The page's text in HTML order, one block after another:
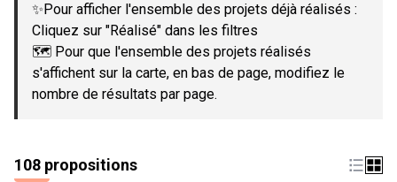
✨Pour afficher l'ensemble des projets déjà réalisés :
Cliquez sur "Réalisé" dans les filtres
🗺️ Pour que l'ensemble des projets réalisés
s'affichent sur la carte, en bas de page, modifiez le
nombre de résultats par page.
108 propositions